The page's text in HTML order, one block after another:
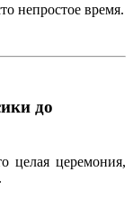
непростое время.
до
целая церемония,